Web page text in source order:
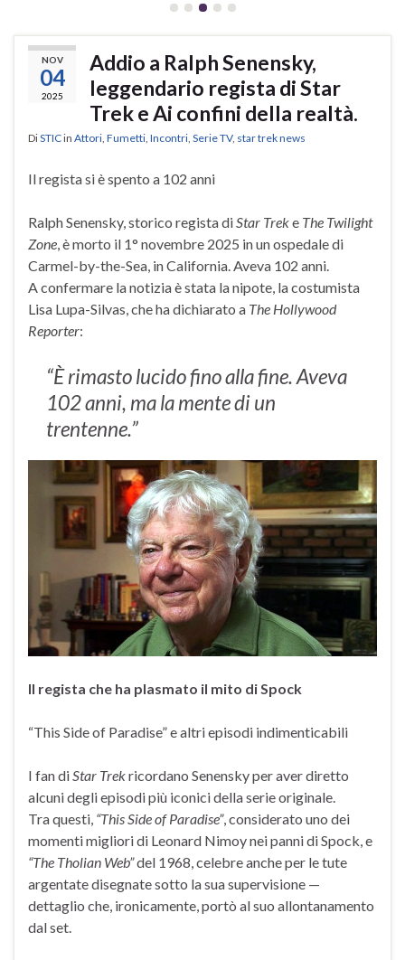
NOV
04
2025
Addio a Ralph Senensky,
leggendario regista di Star
Trek e Ai confini della realtà.
DiSTICin Attori Fumetti Incontri Serie TV, star trek news
Il regista si è spento a 102 anni
Ralph Senensky, storico regista di Star Treke The Twilight
Zone , è morto il 1° novembre 2025 in un ospedale di
Carmel-by-the-Sea, in California. Aveva 102 anni.
A confermare la notizia è stata la nipote, la costumista
Lisa Lupa-Silvas, che ha dichiarato a The Hollywood
Reporter:
“È rimasto lucido fino alla fine. Aveva
102 anni, ma la mente di un
trentenne.”
Il regista che ha plasmato il mito di Spock
“This Side of Paradise” e altri episodi indimenticabili
I fan di Star Trekricordano Senensky per aver diretto
alcuni degli episodi più iconici della serie originale.
Tra questi, “This Side of Paradise”, considerato uno dei
momenti migliori di Leonard Nimoy nei panni di Spock, e
“The Tholian Web”del 1968, celebre anche per le tute
argentate disegnate sotto la sua supervisione —
dettaglio che, ironicamente, portò al suo allontanamento
dal set.